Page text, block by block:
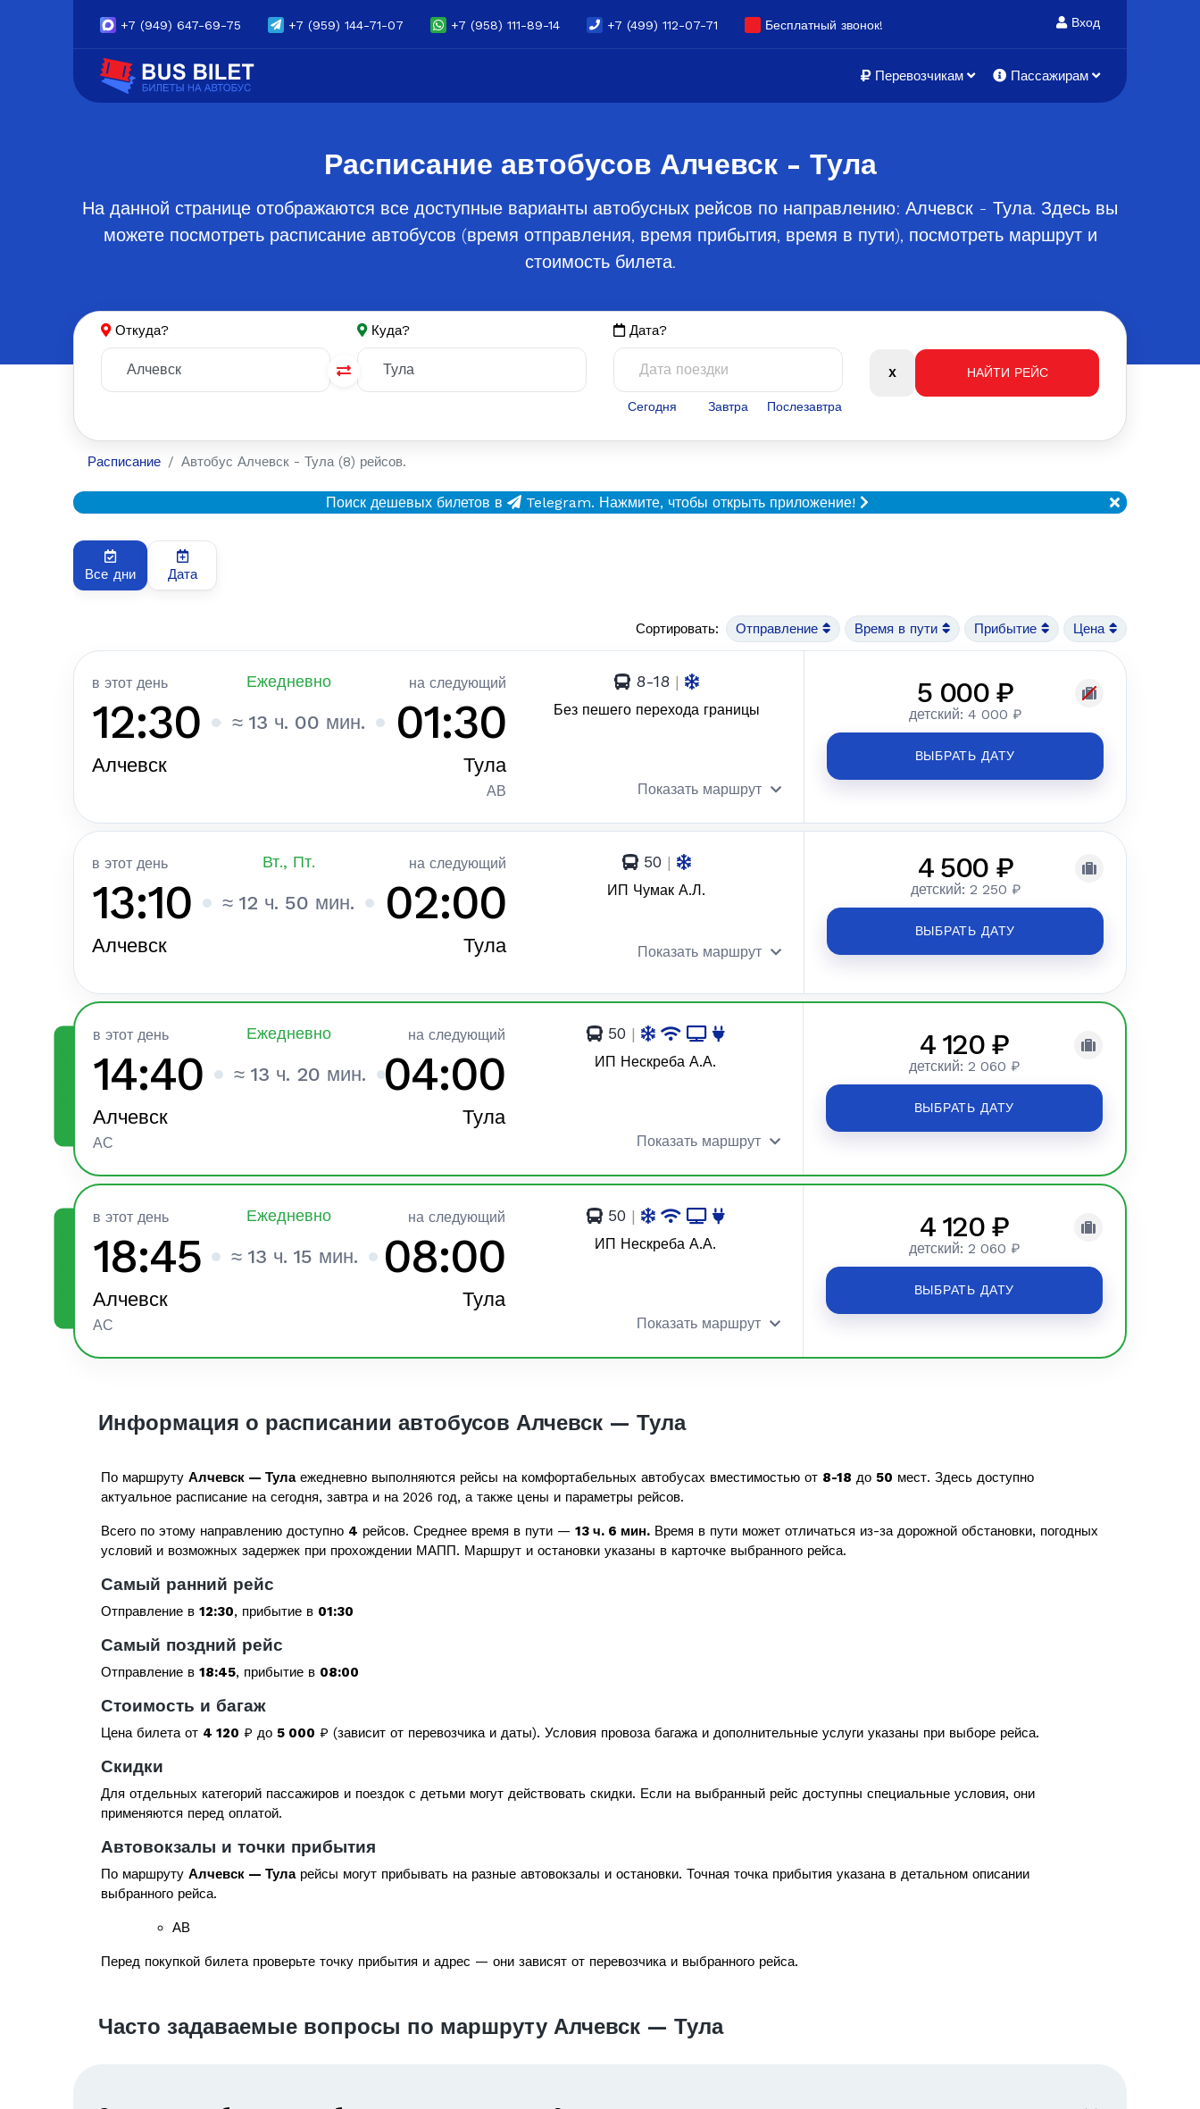
+7 (949) 647-69-75 +7 (959) 144-71-07 +7 (958) 111-89-14 +7 (499) 112-07-71 Бесплатный звонок! Вход
Перевозчикам Пассажирам
Расписание автобусов Алчевск - Тула
На данной странице отображаются все доступные варианты автобусных рейсов по направлению: Алчевск - Тула. Здесь вы
можете посмотреть расписание автобусов (время отправления, время прибытия, время в пути), посмотреть маршрут и
стоимость билета.
Откуда? Куда? Дата?
Сегодня Завтра Послезавтра
Расписание Автобус Алчевск - Тула (8) рейсов.
Поиск дешевых билетов в Telegram. Нажмите, чтобы открыть приложение!
Все дни Дата
Сортировать: Отправление Время в пути Прибытие Цена
в этот день Ежедневно на следующий
12:30 ≈ 13 ч. 00 мин. 01:30
Алчевск Тула
АВ
8-18 |
Без пешего перехода границы
Показать маршрут
5 000 ₽
детский: 4 000 ₽
ВЫБРАТЬ ДАТУ
в этот день Вт., Пт. на следующий
13:10 ≈ 12 ч. 50 мин. 02:00
Алчевск Тула
50 |
ИП Чумак А.Л.
Показать маршрут
4 500 ₽
детский: 2 250 ₽
ВЫБРАТЬ ДАТУ
в этот день Ежедневно на следующий
14:40 ≈ 13 ч. 20 мин. 04:00
Алчевск Тула
АС
50 |
ИП Нескреба А.А.
Показать маршрут
4 120 ₽
детский: 2 060 ₽
ВЫБРАТЬ ДАТУ
в этот день Ежедневно на следующий
18:45 ≈ 13 ч. 15 мин. 08:00
Алчевск Тула
АС
50 |
ИП Нескреба А.А.
Показать маршрут
4 120 ₽
детский: 2 060 ₽
ВЫБРАТЬ ДАТУ
Информация о расписании автобусов Алчевск — Тула
По маршруту Алчевск — Тулаежедневно выполняются рейсы на комфортабельных автобусах вместимостью от 8-18 до 50 мест. Здесь доступно
актуальное расписание на сегодня, завтра и на 2026 год, а также цены и параметры рейсов.
Всего по этому направлению доступно 4 рейсов. Среднее время в пути — 13 ч. 6 мин. Время в пути может отличаться из-за дорожной обстановки, погодных
условий и возможных задержек при прохождении МАПП. Маршрут и остановки указаны в карточке выбранного рейса.
Самый ранний рейс
Отправление в 12:30, прибытие в 01:30
Самый поздний рейс
Отправление в 18:45, прибытие в 08:00
Стоимость и багаж
Цена билета от 4 120 ₽ до 5 000 ₽ (зависит от перевозчика и даты). Условия провоза багажа и дополнительные услуги указаны при выборе рейса.
Скидки
Для отдельных категорий пассажиров и поездок с детьми могут действовать скидки. Если на выбранный рейс доступны специальные условия, они
применяются перед оплатой.
Автовокзалы и точки прибытия
По маршруту Алчевск — Туларейсы могут прибывать на разные автовокзалы и остановки. Точная точка прибытия указана в детальном описании
выбранного рейса.
АВ
Перед покупкой билета проверьте точку прибытия и адрес — они зависят от перевозчика и выбранного рейса.
Часто задаваемые вопросы по маршруту Алчевск — Тула